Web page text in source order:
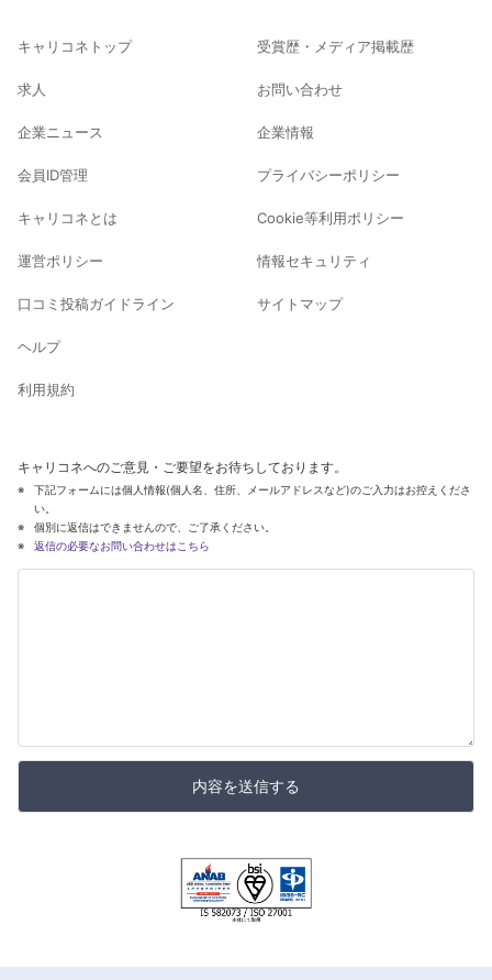
キャリコネトップ
求人
企業ニュース
会員ID管理
キャリコネとは
運営ポリシー
口コミ投稿ガイドライン
ヘルプ
利用規約
受賞歴・メディア掲載歴
お問い合わせ
企業情報
プライバシーポリシー
Cookie等利用ポリシー
情報セキュリティ
サイトマップ
キャリコネへのご意見・ご要望をお待ちしております。
下記フォームには個人情報(個人名、住所、メールアドレスなど)のご入力はお控えくださ
い。
個別に返信はできませんので、ご了承ください。
返信の必要なお問い合わせはこちら
内容を送信する